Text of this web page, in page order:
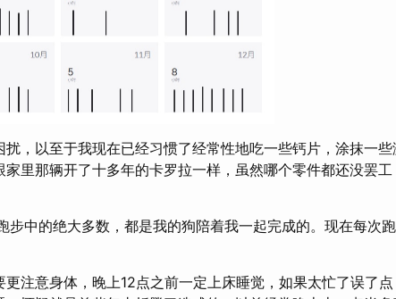
，以至于我现在已经习惯了经常性地吃一些钙片，涂抹一
里那辆开了十多年的卡罗拉一样，虽然哪个零件都还没罢
步中的绝大多数，都是我的狗陪着我一起完成的。现在每次
注意身体，晚上12点之前一定上床睡觉，如果太忙了误了